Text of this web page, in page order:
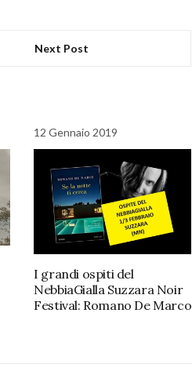
Next Post
12 Gennaio 2019
I grandi ospiti del
NebbiaGialla Suzzara Noir
Festival: Romano De Marco